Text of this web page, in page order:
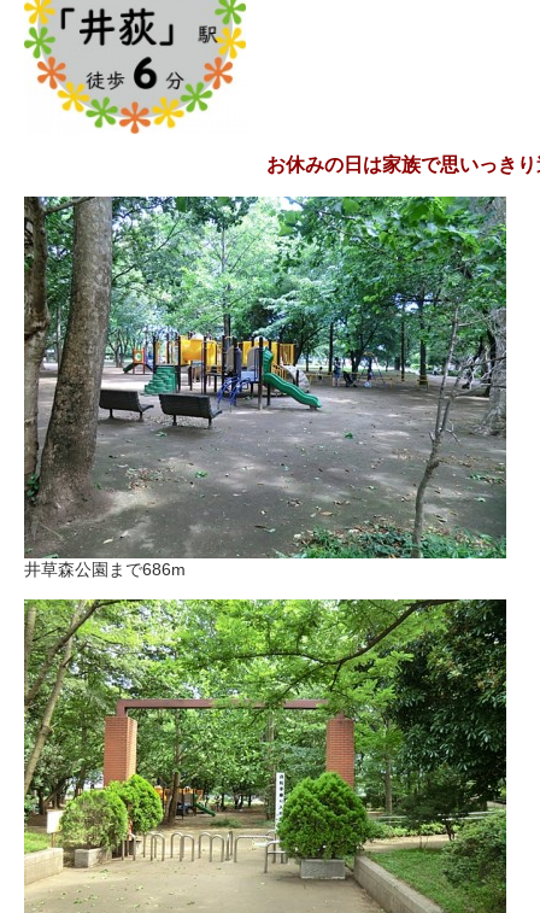
お休みの日は家族で思いっき
井草森公園まで686m